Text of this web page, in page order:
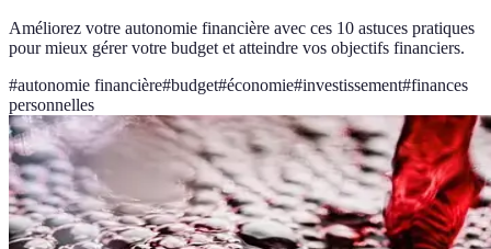
Améliorez votre autonomie financière avec ces 10 astuces pratiques
pour mieux gérer votre budget et atteindre vos objectifs financiers.
#autonomie financière#budget#économie#investissement#finances
personnelles